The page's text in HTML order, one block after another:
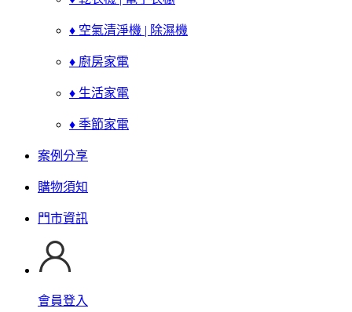
♦ 空氣清淨機 | 除濕機
♦ 廚房家電
♦ 生活家電
♦ 季節家電
案例分享
購物須知
門市資訊
會員登入